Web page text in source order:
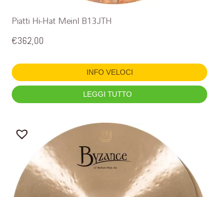
Piatti Hi-Hat Meinl B13JTH
€362,00
INFO VELOCI
LEGGI TUTTO